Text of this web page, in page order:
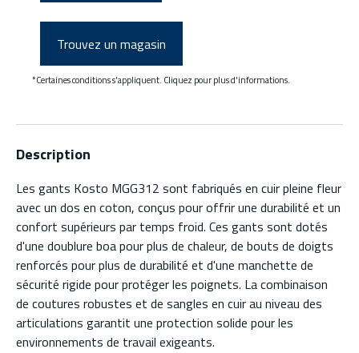
Trouvez un magasin
*Certaines conditions s'appliquent. Cliquez pour plus d'informations.
Description
Les gants Kosto MGG312 sont fabriqués en cuir pleine fleur
avec un dos en coton, conçus pour offrir une durabilité et un
confort supérieurs par temps froid. Ces gants sont dotés
d'une doublure boa pour plus de chaleur, de bouts de doigts
renforcés pour plus de durabilité et d'une manchette de
sécurité rigide pour protéger les poignets. La combinaison
de coutures robustes et de sangles en cuir au niveau des
articulations garantit une protection solide pour les
environnements de travail exigeants.